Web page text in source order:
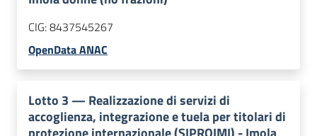
CIG:8437545267
OpenData ANAC
Lotto 3 — Realizzazione di servizi di
accoglienza, integrazione e tuela per titolari di